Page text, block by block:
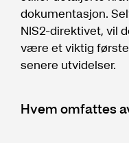
dokumentasjon.
NIS2-direktivet, vil
være et viktig
senere utvidelser.
Hvem omfattes